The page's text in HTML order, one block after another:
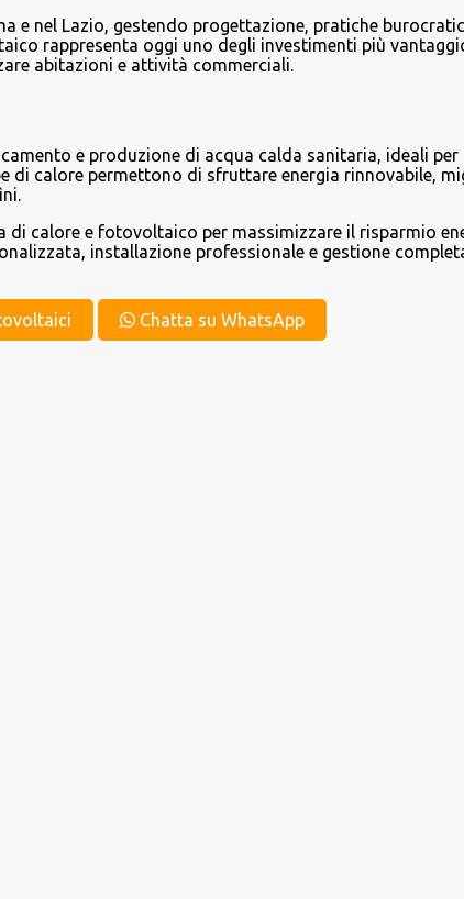
e nel Lazio, gestendo progettazione, pratiche
rappresenta oggi uno degli investimenti più
abitazioni e attività commerciali.
e produzione di acqua calda sanitaria, ideali
di calore permettono di sfruttare energia rinnovabile,
calore e fotovoltaico per massimizzare il risparmio
installazione professionale e gestione
Chatta su WhatsApp